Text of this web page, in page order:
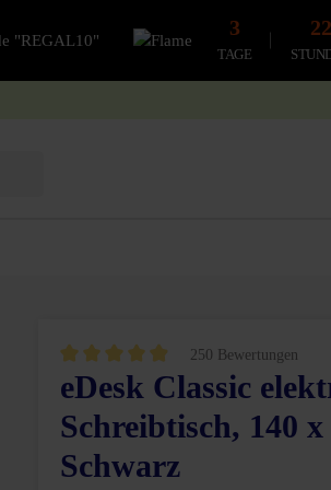
"REGAL10"
3
TAGE
22
Durchschnittliche Bewertung von 4.8 von
250 Bewertungen
eDesk Classic
Schreibtisch, 140
Schwarz